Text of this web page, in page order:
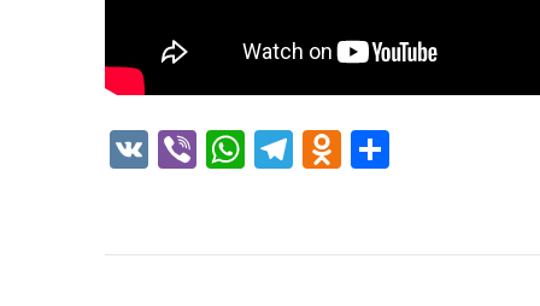
VK ViberWhatsApp
Telegram